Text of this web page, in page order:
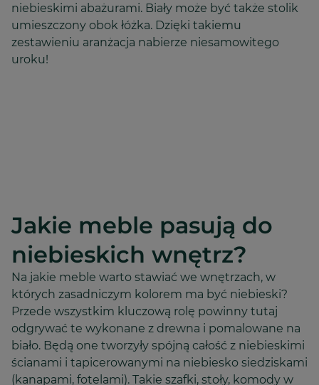
niebieskimi abażurami. Biały może być także stolik
umieszczony obok łóżka. Dzięki takiemu
zestawieniu aranżacja nabierze niesamowitego
uroku!
Jakie meble pasują do
niebieskich wnętrz?
Na jakie meble warto stawiać we wnętrzach, w
których zasadniczym kolorem ma być niebieski?
Przede wszystkim kluczową rolę powinny tutaj
odgrywać te wykonane z drewna i pomalowane na
biało. Będą one tworzyły spójną całość z niebieskimi
ścianami i tapicerowanymi na niebiesko siedziskami
(kanapami, fotelami). Takie szafki, stoły, komody w